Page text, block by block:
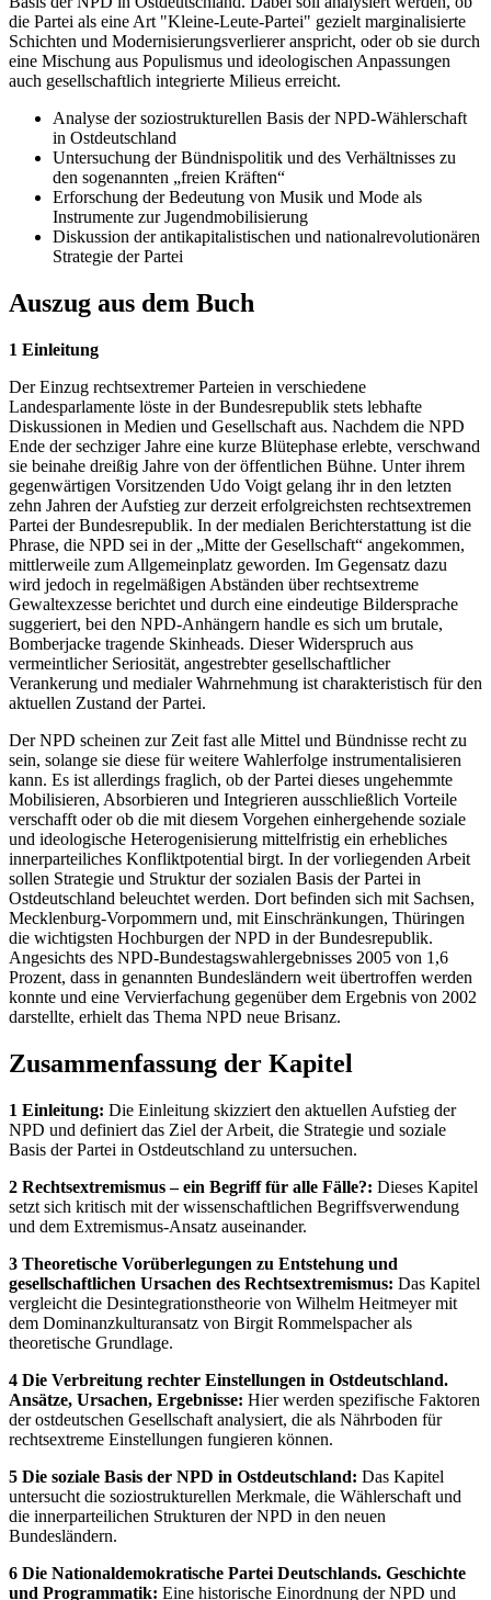
die Partei als eine Art "Kleine-Leute-Partei" gezielt marginalisierte
Schichten und Modernisierungsverlierer anspricht, oder ob sie durch
eine Mischung aus Populismus und ideologischen Anpassungen
auch gesellschaftlich integrierte Milieus erreicht.
Analyse der soziostrukturellen Basis der NPD-Wählerschaft
in Ostdeutschland
Untersuchung der Bündnispolitik und des Verhältnisses zu
den sogenannten „freien Kräften“
Erforschung der Bedeutung von Musik und Mode als
Instrumente zur Jugendmobilisierung
Diskussion der antikapitalistischen und nationalrevolutionären
Strategie der Partei
Auszug aus dem Buch
1 Einleitung
Der Einzug rechtsextremer Parteien in verschiedene
Landesparlamente löste in der Bundesrepublik stets lebhafte
Diskussionen in Medien und Gesellschaft aus. Nachdem die NPD
Ende der sechziger Jahre eine kurze Blütephase erlebte, verschwand
sie beinahe dreißig Jahre von der öffentlichen Bühne. Unter ihrem
gegenwärtigen Vorsitzenden Udo Voigt gelang ihr in den letzten
zehn Jahren der Aufstieg zur derzeit erfolgreichsten rechtsextremen
Partei der Bundesrepublik. In der medialen Berichterstattung ist die
Phrase, die NPD sei in der „Mitte der Gesellschaft“ angekommen,
mittlerweile zum Allgemeinplatz geworden. Im Gegensatz dazu
wird jedoch in regelmäßigen Abständen über rechtsextreme
Gewaltexzesse berichtet und durch eine eindeutige Bildersprache
suggeriert, bei den NPD-Anhängern handle es sich um brutale,
Bomberjacke tragende Skinheads. Dieser Widerspruch aus
vermeintlicher Seriosität, angestrebter gesellschaftlicher
Verankerung und medialer Wahrnehmung ist charakteristisch für den
aktuellen Zustand der Partei.
Der NPD scheinen zur Zeit fast alle Mittel und Bündnisse recht zu
sein, solange sie diese für weitere Wahlerfolge instrumentalisieren
kann. Es ist allerdings fraglich, ob der Partei dieses ungehemmte
Mobilisieren, Absorbieren und Integrieren ausschließlich Vorteile
verschafft oder ob die mit diesem Vorgehen einhergehende soziale
und ideologische Heterogenisierung mittelfristig ein erhebliches
innerparteiliches Konfliktpotential birgt. In der vorliegenden Arbeit
sollen Strategie und Struktur der sozialen Basis der Partei in
Ostdeutschland beleuchtet werden. Dort befinden sich mit Sachsen,
Mecklenburg-Vorpommern und, mit Einschränkungen, Thüringen
die wichtigsten Hochburgen der NPD in der Bundesrepublik.
Angesichts des NPD-Bundestagswahlergebnisses 2005 von 1,6
Prozent, dass in genannten Bundesländern weit übertroffen werden
konnte und eine Vervierfachung gegenüber dem Ergebnis von 2002
darstellte, erhielt das Thema NPD neue Brisanz.
Zusammenfassung der Kapitel
1 Einleitung: Die Einleitung skizziert den aktuellen Aufstieg der
NPD und definiert das Ziel der Arbeit, die Strategie und soziale
Basis der Partei in Ostdeutschland zu untersuchen.
2 Rechtsextremismus – ein Begriff für alle Fälle?: Dieses Kapitel
setzt sich kritisch mit der wissenschaftlichen Begriffsverwendung
und dem Extremismus-Ansatz auseinander.
3 Theoretische Vorüberlegungen zu Entstehung und
gesellschaftlichen Ursachen des Rechtsextremismus: Das Kapitel
vergleicht die Desintegrationstheorie von Wilhelm Heitmeyer mit
dem Dominanzkulturansatz von Birgit Rommelspacher als
theoretische Grundlage.
4 Die Verbreitung rechter Einstellungen in Ostdeutschland.
Ansätze, Ursachen, Ergebnisse: Hier werden spezifische Faktoren
der ostdeutschen Gesellschaft analysiert, die als Nährboden für
rechtsextreme Einstellungen fungieren können.
5 Die soziale Basis der NPD in Ostdeutschland: Das Kapitel
untersucht die soziostrukturellen Merkmale, die Wählerschaft und
die innerparteilichen Strukturen der NPD in den neuen
Bundesländern.
6 Die Nationaldemokratische Partei Deutschlands. Geschichte
und Programmatik: Eine historische Einordnung der NPD und